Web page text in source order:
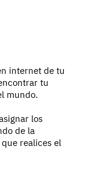
internet de tu
tu
mundo.
los
de la
realices el